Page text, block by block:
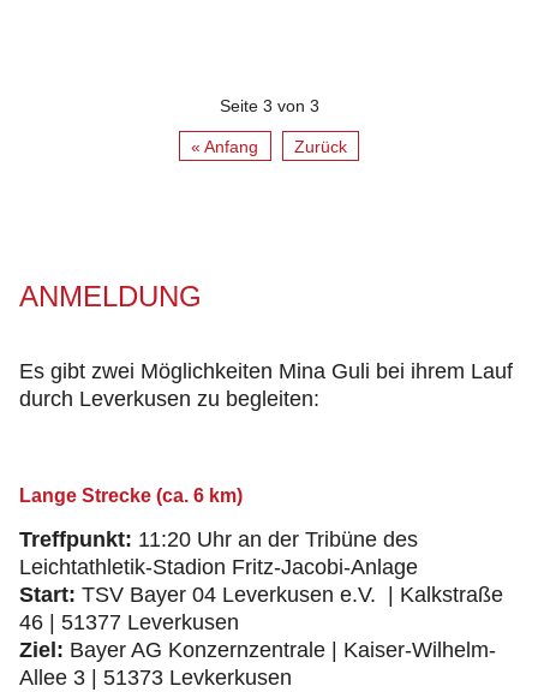
Seite 3 von 3
« Anfang Zurück
ANMELDUNG
Es gibt zwei Möglichkeiten Mina Guli bei ihrem Lauf
durch Leverkusen zu begleiten:
Lange Strecke (ca. 6 km)
Treffpunkt: 11:20 Uhr an der Tribüne des
Leichtathletik-Stadion Fritz-Jacobi-Anlage
Start: TSV Bayer 04 Leverkusen e.V. | Kalkstraße
46 | 51377 Leverkusen
Ziel: Bayer AG Konzernzentrale | Kaiser-Wilhelm-
Allee 3 | 51373 Levkerkusen